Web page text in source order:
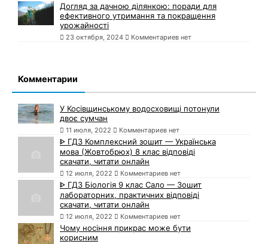
Догляд за дачною ділянкою: поради для
ефективного утримання та покращення
урожайності
23 октября, 2024 Комментариев нет
Комментарии
У Косівщинському водосховищі потонули
двоє сумчан
11 июля, 2022 Комментариев нет
ᐈ ГДЗ Комплексний зошит — Українська
мова (Жовтобрюх) 8 клас відповіді
скачати, читати онлайн
12 июля, 2022 Комментариев нет
ᐈ ГДЗ Біологія 9 клас Сало — Зошит
лабораторних, практичних відповіді
скачати, читати онлайн
12 июля, 2022 Комментариев нет
Чому носіння прикрас може бути
корисним